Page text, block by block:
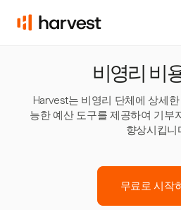
비영리 비
Harvest는 비영리 단체에 상세
능한 예산 도구를 제공하여 기부
향상시킵니
무료로 시작